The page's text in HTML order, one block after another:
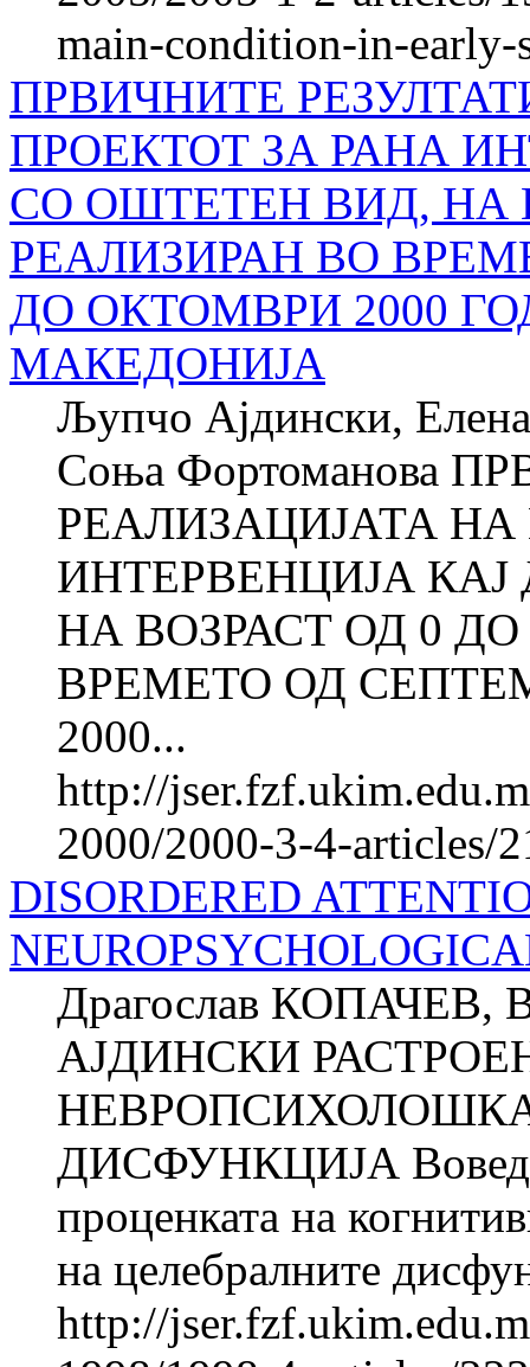
main-condition-in-early-
ПРВИЧНИТЕ
ПРОЕКТОТ ЗА РАНА
СО ОШТЕТЕН ВИД, НА
РЕАЛИЗИРАН ВО
ДО ОКТОМВРИ 2000
МАКЕДОНИЈА
Љупчо Ајдински,
Соња Фортоманова
РЕАЛИЗАЦИЈАТА
ИНТЕРВЕНЦИЈА
НА ВОЗРАСТ ОД 0
ВРЕМЕТО ОД
2000...
http://
2000/2000-3-4-articles/
DISORDERED
Драгослав КОПАЧЕВ,
АЈДИНСКИ
ДИСФУНКЦИЈА Вовед
проценката на
на целебралните
http://